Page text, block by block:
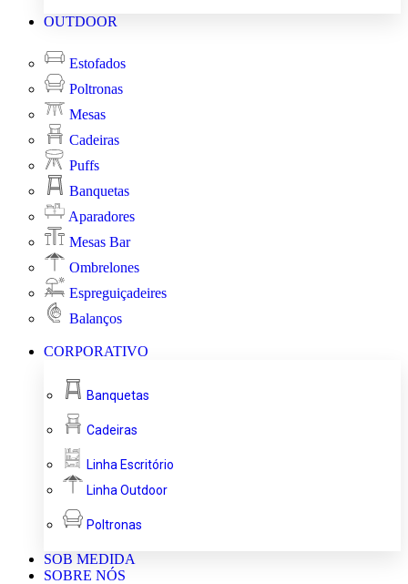
OUTDOOR
Estofados
Poltronas
Mesas
Cadeiras
Puffs
Banquetas
Aparadores
Mesas Bar
Ombrelones
Espreguiçadeires
Balanços
CORPORATIVO
Banquetas
Cadeiras
Linha Escritório
Linha Outdoor
Poltronas
SOB MEDIDA
SOBRE NÓS